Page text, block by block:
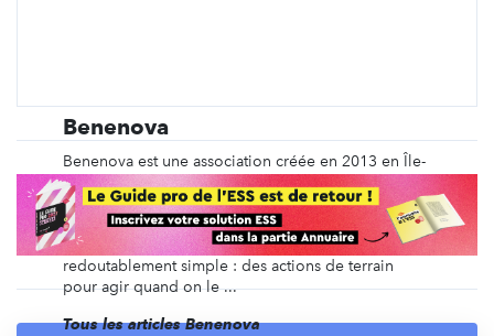
Benenova
Benenova est une association créée en 2013 en Île-
de-France, avec pour mission de faciliter
l'engagement bénévole du plus grand nombre de
citoyens ! Et pour atteindre cet objectif, nous avons
mis en place un concept de bénévolat
redoutablement simple : des actions de terrain
pour agir quand on le ...
Tous les articles Benenova